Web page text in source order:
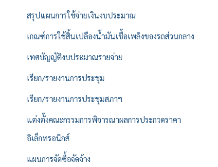
สรุปแผนการใช้จ่ายเงินงบประมาณ
เกณฑ์การใช้สิ้นเปลืองน้ำมันเชื้อเพลิงของรถส่วนกลาง
เทศบัญญัติงบประมาณรายจ่าย
เรียก/รายงานการประชุม
เรียก/รายงานการประชุมสภาฯ
แต่งตั้งคณะกรรมการพิจารณาผลการประกวดราคา
อิเล็กทรอนิกส์
แผนการจัดซื้อจัดจ้าง